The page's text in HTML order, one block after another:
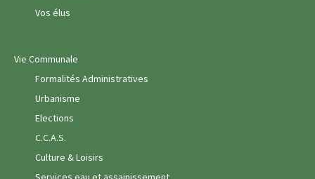
Vos élus
Vie Communale
Formalités Administratives
Urbanisme
Elections
C.C.A.S.
Culture & Loisirs